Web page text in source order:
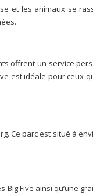
et les animaux se
offrent un service
est idéale pour ceux
Ce parc est situé à
Five ainsi qu’une